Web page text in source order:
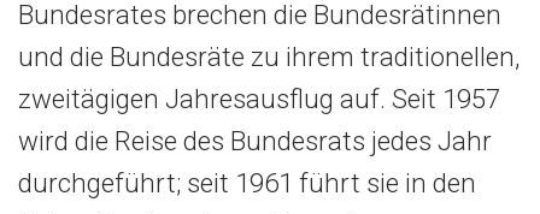
Bundesrates brechen die Bundesrätinnen
und die Bundesräte zu ihrem traditionellen,
zweitägigen Jahresausflug auf. Seit 1957
wird die Reise des Bundesrats jedes Jahr
durchgeführt; seit 1961 führt sie in den